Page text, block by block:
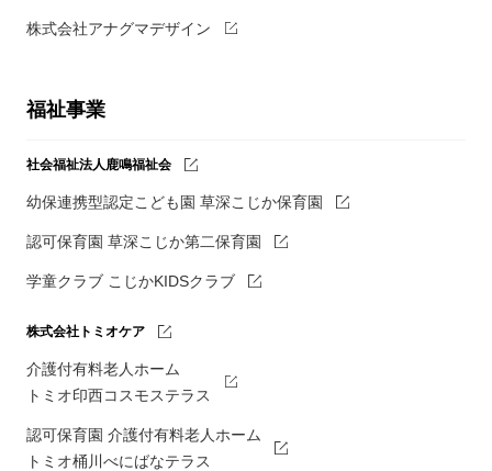
株式会社アナグマデザイン
福祉事業
社会福祉法人鹿鳴福祉会
幼保連携型認定こども園 草深こじか保育園
認可保育園 草深こじか第二保育園
学童クラブ こじかKIDSクラブ
株式会社トミオケア
介護付有料老人ホーム
トミオ印西コスモステラス
認可保育園 介護付有料老人ホーム
トミオ桶川べにばなテラス